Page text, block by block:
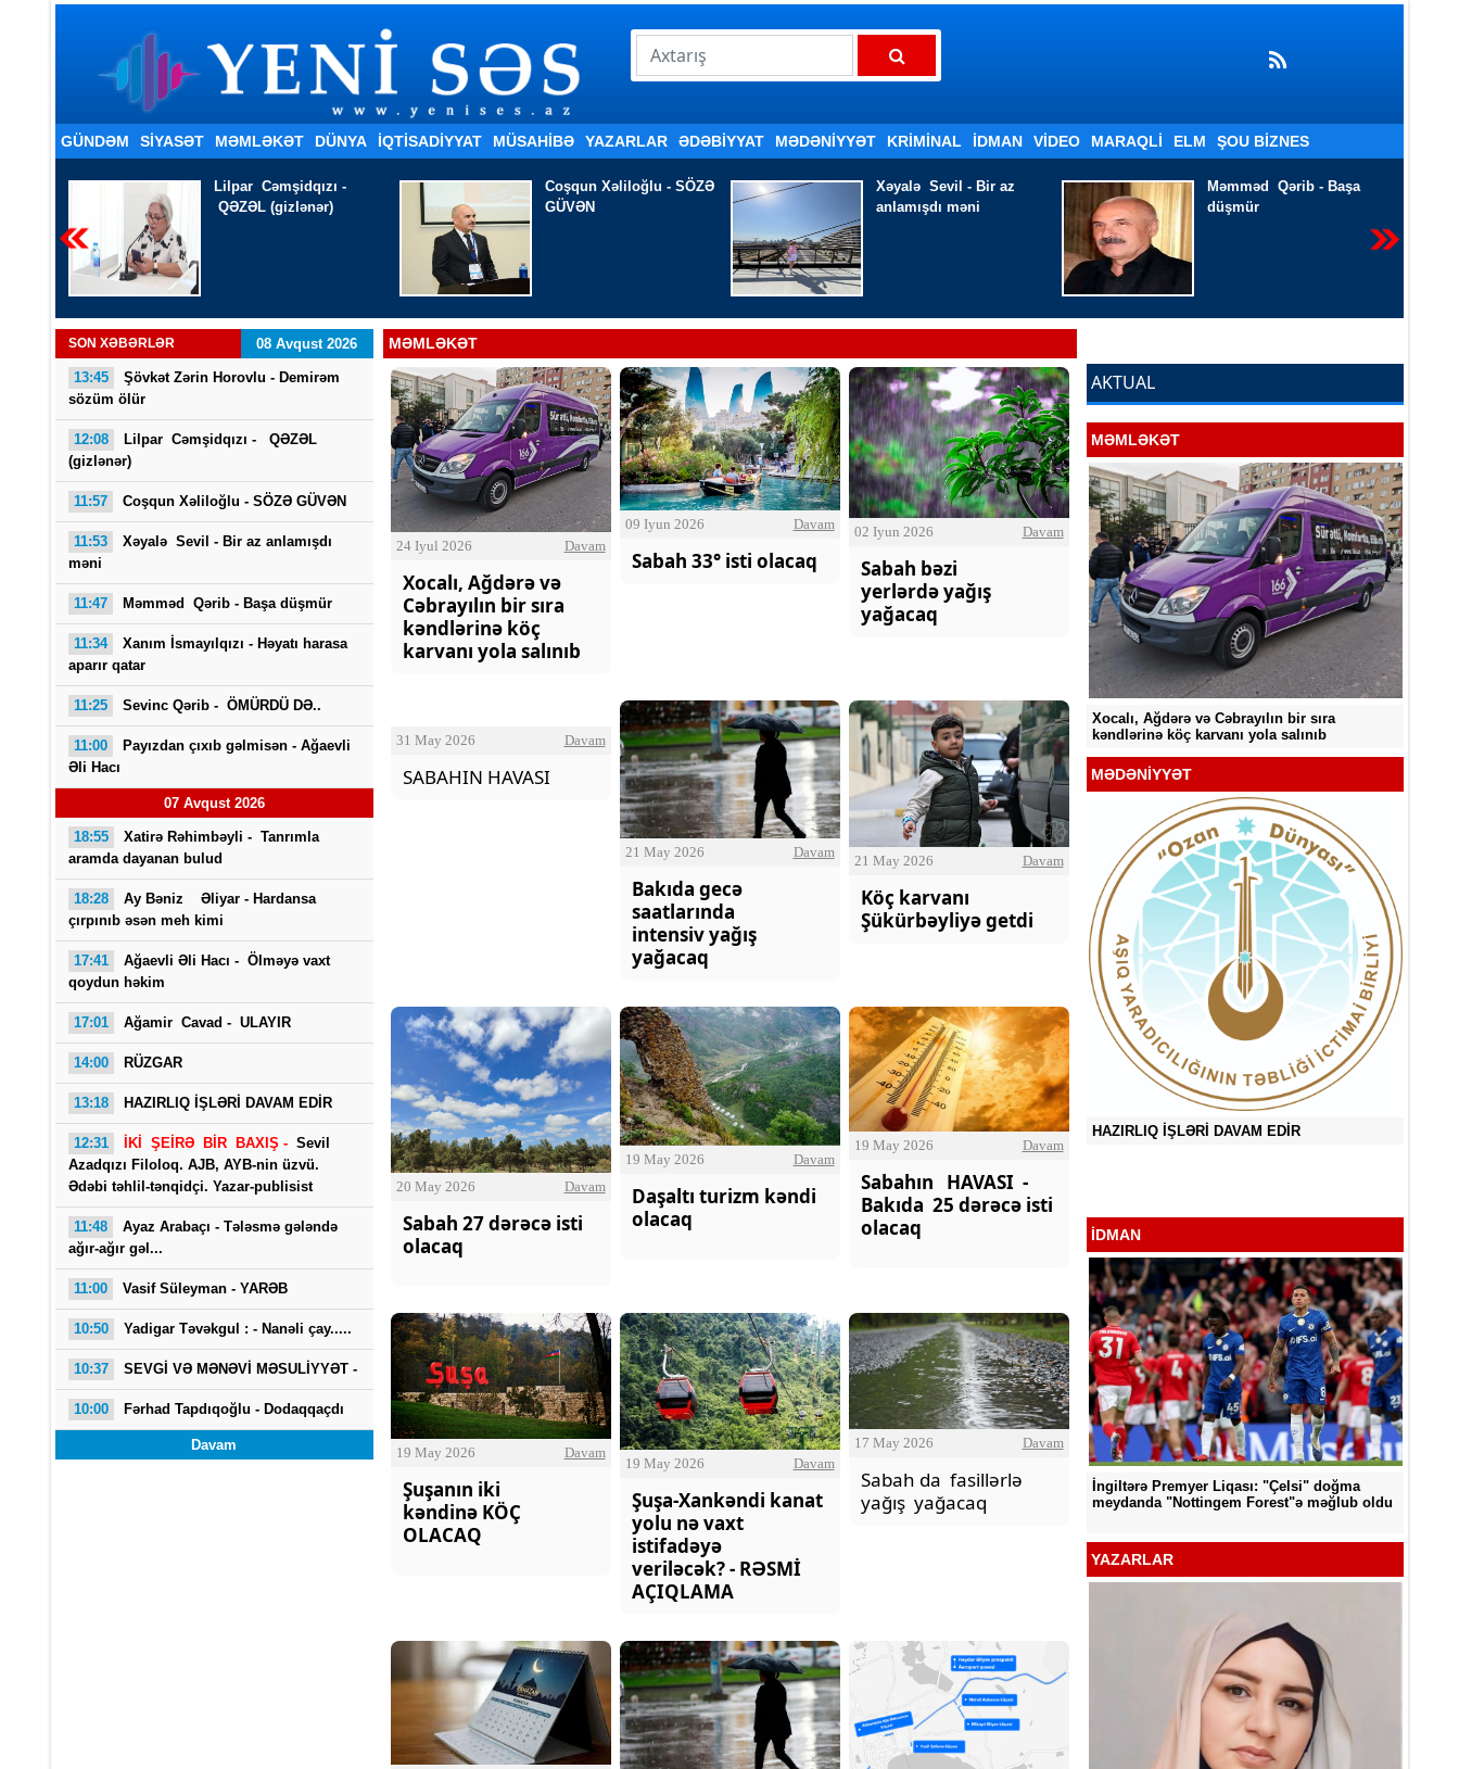
GÜNDƏM SİYASƏT MƏMLƏKƏT DÜNYA İQTISADIYYAT MÜSAHİBƏ YAZARLAR ƏDƏBIYYAT MƏDƏNİYYƏT KRİMİNAL İDMAN VIDEO MARAQLI ELM ŞOU BIZNES
Coşqun Xəliloğlu - SÖZƏ
GÜVƏN
Xəyalə Sevil - Bir az
anlamışdı məni
Məmməd Qərib - Başa
düşmür
Xanım İsmayılqızı - Həyatı
harasa aparır qatar
SON XƏBƏRLƏR 08 Avqust 2026
13:45
Şövkət Zərin Horovlu - Demirəm
sözüm ölür
12:08
Lilpar Cəmşidqızı - QƏZƏL
(gizlənər)
11:57 Coşqun Xəliloğlu - SÖZƏ GÜVƏN
11:53
Xəyalə Sevil - Bir az anlamışdı
məni
11:47 Məmməd Qərib - Başa düşmür
11:34
Xanım İsmayılqızı - Həyatı harasa
aparır qatar
11:25 Sevinc Qərib - ÖMÜRDÜ DƏ..
11:00 Payızdan çıxıb gəlmisən - Ağaevli
Əli Hacı
07 Avqust 2026
18:55
Xatirə Rəhimbəyli - Tanrımla
aramda dayanan bulud
18:28
Ay Bəniz Əliyar - Hardansa
çırpınıb əsən meh kimi
17:41 Ağaevli Əli Hacı - Ölməyə vaxt
qoydun həkim
17:01 Ağamir Cavad - ULAYIR
14:00 RÜZGAR
13:18 HAZIRLIQ İŞLƏRİ DAVAM EDİR
12:31 İKİ ŞEİRƏ BİR BAXIŞ - Sevil
Azadqızı Filoloq. AJB, AYB-nin üzvü.
Ədəbi təhlil-tənqidçi. Yazar-publisist
11:48
Ayaz Arabaçı - Tələsmə gələndə
ağır-ağır gəl...
11:00 Vasif Süleyman - YARƏB
10:50 Yadigar Təvəkgul : - Nanəli çay.....
10:37 SEVGİ VƏ MƏNƏVİ MƏSULİYYƏT -
10:00 Fərhad Tapdıqoğlu - Dodaqqaçdı
Davam
MƏMLƏKƏT
24 Iyul 2026 Davam
Xocalı, Ağdərə və
Cəbrayılın bir sıra
kəndlərinə köç
karvanı yola salınıb
09 Iyun 2026 Davam
Sabah 33° isti olacaq
02 Iyun 2026 Davam
Sabah bəzi
yerlərdə yağış
yağacaq
31 May 2026 Davam
SABAHIN HAVASI
21 May 2026 Davam
Bakıda gecə
saatlarında
intensiv yağış
yağacaq
21 May 2026 Davam
Köç karvanı
Şükürbəyliyə getdi
20 May 2026 Davam
Sabah 27 dərəcə isti
olacaq
19 May 2026 Davam
Daşaltı turizm kəndi
olacaq
19 May 2026 Davam
Sabahın HAVASI -
Bakıda 25 dərəcə isti
olacaq
19 May 2026 Davam
Şuşanın iki
kəndinə KÖÇ
OLACAQ
19 May 2026 Davam
Şuşa-Xankəndi kanat
yolu nə vaxt
istifadəyə
veriləcək? - RƏSMİ
AÇIQLAMA
17 May 2026 Davam
Sabah da fasillərlə
yağış yağacaq
AKTUAL
MƏMLƏKƏT
Sabah bəzi yerlərdə yağış yağacaq
Xocalı, Ağdərə və Cəbrayılın bir sıra
kəndlərinə köç karvanı yola salınıb
Sabah 33° isti olacaq
MƏDƏNİYYƏT
O Gözlərində - Zəka Vilayətoğlu
HAZIRLIQ İŞLƏRİ DAVAM EDİR
İDMAN
"Neftçi" klubunun şikayəti rədd edildi
İngiltərə Premyer Liqası: "Çelsi" doğma
meydanda "Nottingem Forest"ə məğlub oldu
YAZARLAR